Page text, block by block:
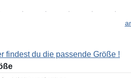
findest du die passende Größe !
auswählen